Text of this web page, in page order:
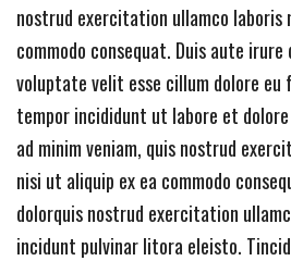
nostrud exercitation ullamco laboris
commodo consequat. Duis aute
voluptate velit esse cillum dolore
tempor incididunt ut labore et
ad minim veniam, quis nostrud
nisi ut aliquip ex ea commodo
dolorquis nostrud exercitation
incidunt pulvinar litora eleisto.